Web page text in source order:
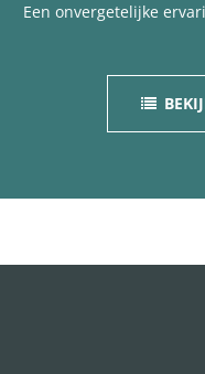
Een onvergetelijke